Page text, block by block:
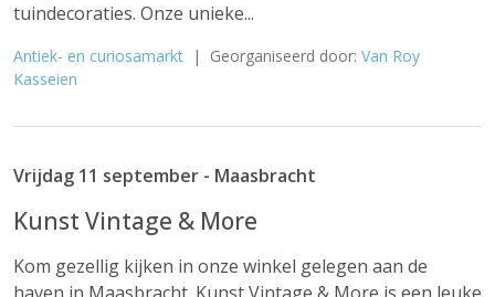
tuindecoraties. Onze unieke...
Antiek- en curiosamarkt | Georganiseerd door: Van Roy
Kasseien
Vrijdag 11 september - Maasbracht
Kunst Vintage & More
Kom gezellig kijken in onze winkel gelegen aan de